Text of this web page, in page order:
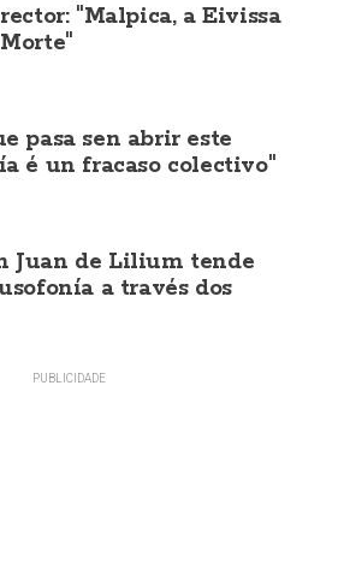
"Malpica, a Eivissa
pasa sen abrir este
é un fracaso colectivo"
Juan de Lilium tende
a través dos